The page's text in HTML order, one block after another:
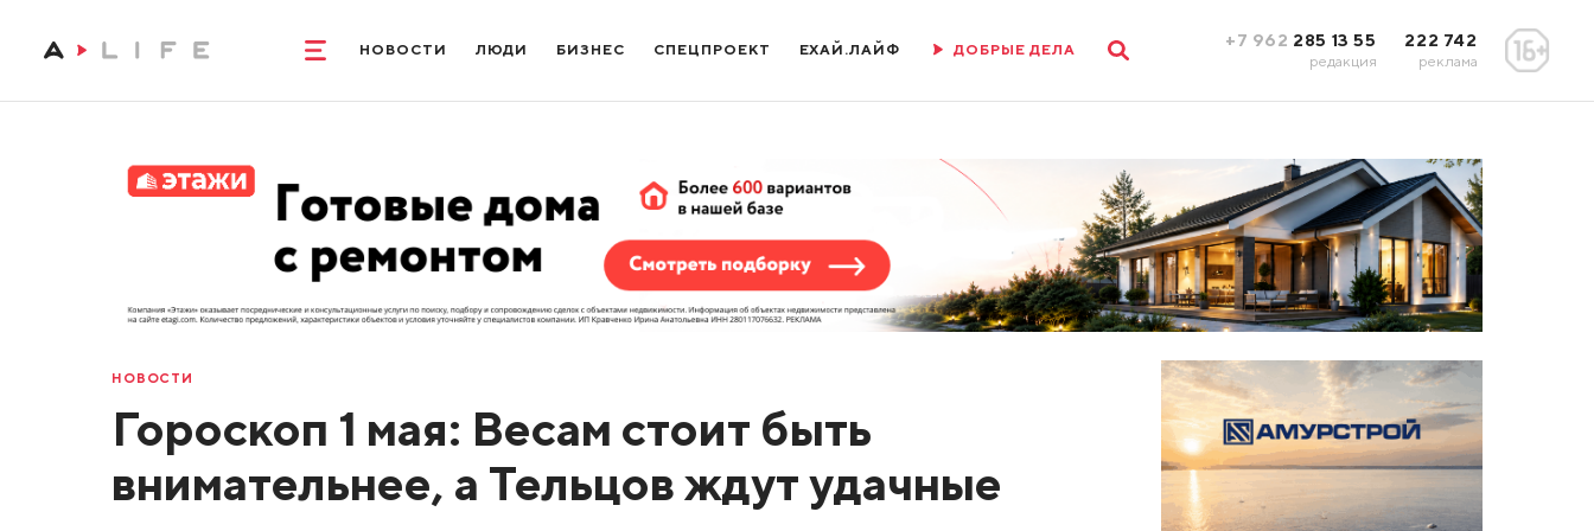
НОВОСТИ ЛЮДИ БИЗНЕС СПЕЦПРОЕКТ ЕХАЙ.ЛАЙФ ДОБРЫЕ ДЕЛА +7 962 285 13 55
редакция
222 742
реклама
НОВОСТИ
Гороскоп 1 мая: Весам стоит быть
внимательнее, а Тельцов ждут удачные